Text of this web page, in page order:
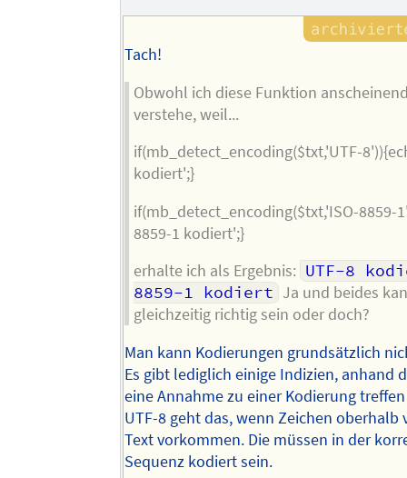
Tach!
Obwohl ich diese Funktion
verstehe, weil...
if(mb_detect_encoding($txt,'UTF-
kodiert';}
if(mb_detect_encoding($txt,'ISO-8859-
8859-1 kodiert';}
erhalte ich als Ergebnis: UTF-8
8859-1 kodiert Ja und beides
gleichzeitig richtig sein oder doch?
Man kann Kodierungen grundsätzlich
Es gibt lediglich einige Indizien, anhand
eine Annahme zu einer Kodierung
UTF-8 geht das, wenn Zeichen oberhalb
Text vorkommen. Die müssen in der
Sequenz kodiert sein.